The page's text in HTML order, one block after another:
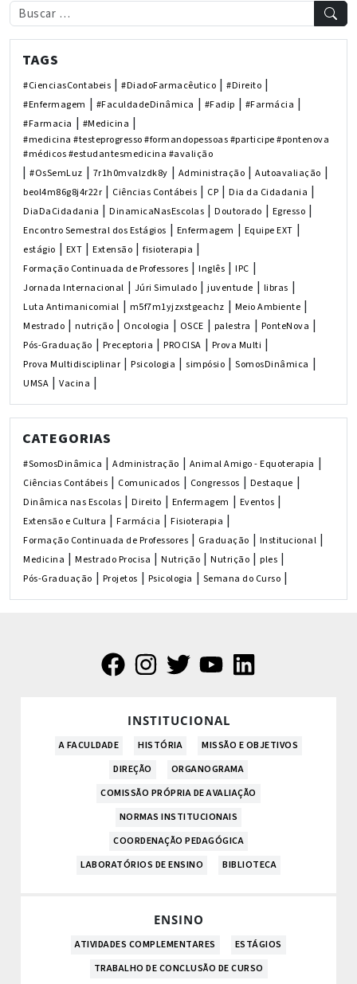
TAGS
#CienciasContabeis | #DiadoFarmacêutico | #Direito |
#Enfermagem | #FaculdadeDinâmica | #Fadip | #Farmácia |
#Farmacia | #Medicina |
#medicina #testeprogresso #formandopessoas #participe #pontenova
#médicos #estudantesmedicina #avalição
| #OsSemLuz | 7r1h0mvalzdk8y | Administração | Autoavaliação |
beol4m86g8j4r22r | Ciências Contábeis | CP | Dia da Cidadania |
DiaDaCidadania | DinamicaNasEscolas | Doutorado | Egresso |
Encontro Semestral dos Estágios | Enfermagem | Equipe EXT |
estágio | EXT | Extensão | fisioterapia |
Formação Continuada de Professores | Inglês | IPC |
Jornada Internacional | Júri Simulado | juventude | libras |
Luta Antimanicomial | m5f7m1yjzxstgeachz | Meio Ambiente |
Mestrado | nutrição | Oncologia | OSCE | palestra | PonteNova |
Pós-Graduação | Preceptoria | PROCISA | Prova Multi |
Prova Multidisciplinar | Psicologia | simpósio | SomosDinâmica |
UMSA | Vacina |
CATEGORIAS
#SomosDinâmica | Administração | Animal Amigo - Equoterapia |
Ciências Contábeis | Comunicados | Congressos | Destaque |
Dinâmica nas Escolas | Direito | Enfermagem | Eventos |
Extensão e Cultura | Farmácia | Fisioterapia |
Formação Continuada de Professores | Graduação | Institucional |
Medicina | Mestrado Procisa | Nutrição | Nutrição | ples |
Pós-Graduação | Projetos | Psicologia | Semana do Curso |
INSTITUCIONAL
A FACULDADE HISTÓRIA
MISSÃO E OBJETIVOS
DIREÇÃO
ORGANOGRAMA
COMISSÃO PRÓPRIA DE AVALIAÇÃO
NORMAS INSTITUCIONAIS
COORDENAÇÃO PEDAGÓGICA
LABORATÓRIOS DE ENSINO
BIBLIOTECA
ENSINO
ATIVIDADES COMPLEMENTARES
ESTÁGIOS
TRABALHO DE CONCLUSÃO DE CURSO